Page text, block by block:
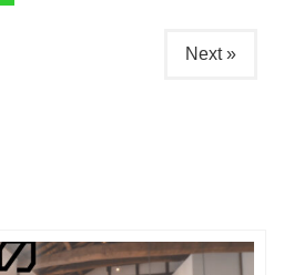
Next »